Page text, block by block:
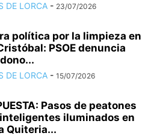
DE LORCA - 23/07/2026
política por la limpieza en
PSOE denuncia
DE LORCA - 15/07/2026
Pasos de peatones
inteligentes iluminados en
Quiteria...